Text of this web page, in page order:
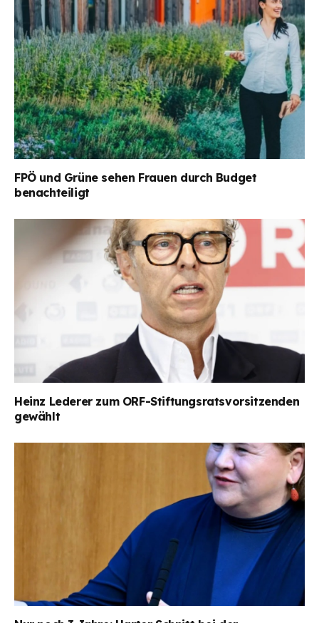
FPÖ und Grüne sehen Frauen durch Budget
benachteiligt
Heinz Lederer zum ORF-Stiftungsratsvorsitzenden
gewählt